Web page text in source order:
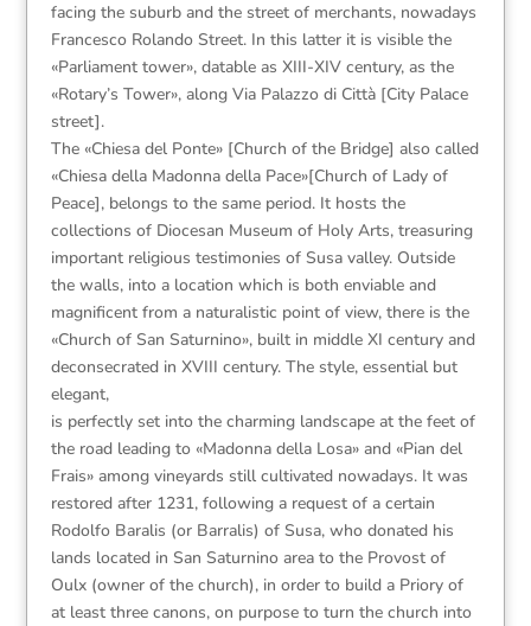
facing the suburb and the street of merchants, nowadays
Francesco Rolando Street. In this latter it is visible the
«Parliament tower», datable as XIII-XIV century, as the
«Rotary’s Tower», along Via Palazzo di Città [City Palace
street].
The «Chiesa del Ponte» [Church of the Bridge] also called
«Chiesa della Madonna della Pace»[Church of Lady of
Peace], belongs to the same period. It hosts the
collections of Diocesan Museum of Holy Arts, treasuring
important religious testimonies of Susa valley. Outside
the walls, into a location which is both enviable and
magnificent from a naturalistic point of view, there is the
«Church of San Saturnino», built in middle XI century and
deconsecrated in XVIII century. The style, essential but
elegant,
is perfectly set into the charming landscape at the feet of
the road leading to «Madonna della Losa» and «Pian del
Frais» among vineyards still cultivated nowadays. It was
restored after 1231, following a request of a certain
Rodolfo Baralis (or Barralis) of Susa, who donated his
lands located in San Saturnino area to the Provost of
Oulx (owner of the church), in order to build a Priory of
at least three canons, on purpose to turn the church into